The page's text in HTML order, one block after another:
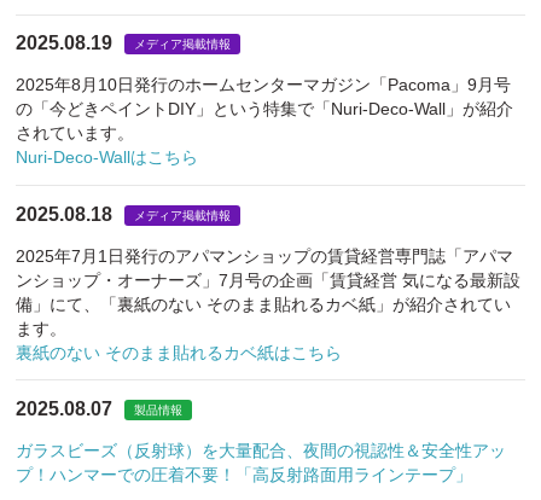
2025.08.19 メディア掲載情報
2025年8月10日発行のホームセンターマガジン「Pacoma」9月号
の「今どきペイントDIY」という特集で「Nuri-Deco-Wall」が紹介
されています。
Nuri-Deco-Wallはこちら
2025.08.18 メディア掲載情報
2025年7月1日発行のアパマンショップの賃貸経営専門誌「アパマ
ンショップ・オーナーズ」7月号の企画「賃貸経営 気になる最新設
備」にて、「裏紙のない そのまま貼れるカベ紙」が紹介されてい
ます。
裏紙のない そのまま貼れるカベ紙はこちら
2025.08.07 製品情報
ガラスビーズ（反射球）を大量配合、夜間の視認性＆安全性アッ
プ！ハンマーでの圧着不要！「高反射路面用ラインテープ」